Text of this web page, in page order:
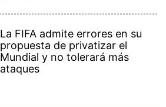
La FIFA admite errores en su
propuesta de privatizar el
Mundial y no tolerará más
ataques